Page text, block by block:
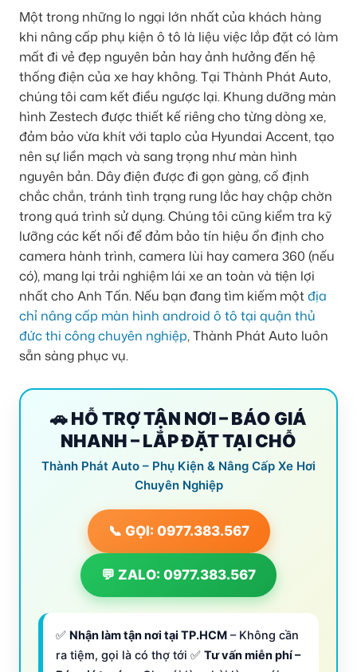
Một trong những lo ngại lớn nhất của khách hàng
khi nâng cấp phụ kiện ô tô là liệu việc lắp đặt có làm
mất đi vẻ đẹp nguyên bản hay ảnh hưởng đến hệ
thống điện của xe hay không. Tại Thành Phát Auto,
chúng tôi cam kết điều ngược lại. Khung dưỡng màn
hình Zestech được thiết kế riêng cho từng dòng xe,
đảm bảo vừa khít với taplo của Hyundai Accent, tạo
nên sự liền mạch và sang trọng như màn hình
nguyên bản. Dây điện được đi gọn gàng, cố định
chắc chắn, tránh tình trạng rung lắc hay chập chờn
trong quá trình sử dụng. Chúng tôi cũng kiểm tra kỹ
lưỡng các kết nối để đảm bảo tín hiệu ổn định cho
camera hành trình, camera lùi hay camera 360 (nếu
có), mang lại trải nghiệm lái xe an toàn và tiện lợi
nhất cho Anh Tấn. Nếu bạn đang tìm kiếm mộtđịa
chỉ nâng cấp màn hình android ô tô tại quận thủ
đức thi công chuyên nghiệp, Thành Phát Auto luôn
sẵn sàng phục vụ.
🚗 HỖ TRỢ TẬN NƠI – BÁO GIÁ
NHANH – LẮP ĐẶT TẠI CHỖ
Thành Phát Auto – Phụ Kiện & Nâng Cấp Xe Hơi
Chuyên Nghiệp
📞 GỌI: 0977.383.567
💬 ZALO: 0977.383.567
✅ Nhận làm tận nơi tại TP.HCM – Không cần
ra tiệm, gọi là có thợ tới ✅ Tư vấn miễn phí –